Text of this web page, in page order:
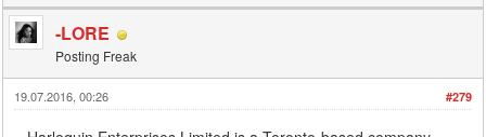
-LORE
Posting Freak
#279
19.07.2016, 00:26